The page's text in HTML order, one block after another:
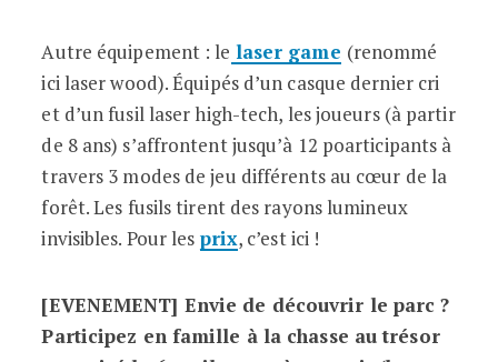
Autre équipement : le laser game (renommé
ici laser wood). Équipés d’un casque dernier cri
et d’un fusil laser high-tech, les joueurs (à partir
de 8 ans) s’affrontent jusqu’à 12 poarticipants à
travers 3 modes de jeu différents au cœur de la
forêt. Les fusils tirent des rayons lumineux
invisibles. Pour les prix, c’est ici !
[EVENEMENT] Envie de découvrir le parc ?
Participez en famille à la chasse au trésor